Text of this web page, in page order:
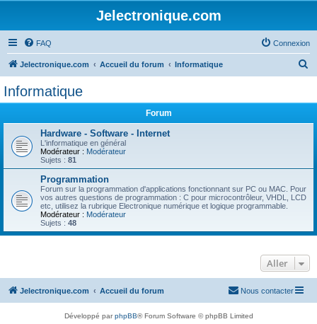
Jelectronique.com
FAQ Connexion
Jelectronique.com Accueil du forum Informatique
Informatique
Forum
Hardware - Software - Internet
L'informatique en général
Modérateur : Modérateur
Sujets : 81
Programmation
Forum sur la programmation d'applications fonctionnant sur PC ou MAC. Pour
vos autres questions de programmation : C pour microcontrôleur, VHDL, LCD
etc, utilisez la rubrique Electronique numérique et logique programmable.
Modérateur : Modérateur
Sujets : 48
Aller
Jelectronique.com Accueil du forum Nous contacter
Développé parphpBB® Forum Software © phpBB Limited